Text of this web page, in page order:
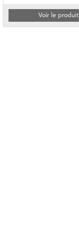
Voir le produit